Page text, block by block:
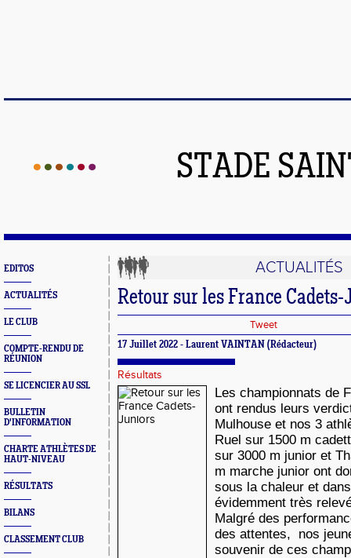
STADE
EDITOS
ACTUALITÉS
LE CLUB
COMPTE-RENDU DE
RÉUNION
SE LICENCIER AU SSL
BULLETIN
D'INFORMATION
CHARTE ATHLÈTES DE
HAUT-NIVEAU
RÉSULTATS
BILANS
CLASSEMENT CLUB
ACTUALITÉS
Retour sur les France
Tweet
17 Juillet 2022 - Laurent VAINTAN (Rédacteur)
Résultats
Les championnats de
ont rendus leurs
Mulhouse et nos 3
Ruel sur 1500 m
sur 3000 m junior et
m marche junior ont
sous la chaleur et
évidemment très
Malgré des
des attentes, nos
souvenir de ces